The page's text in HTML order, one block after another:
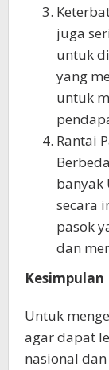
juga
untuk
yang
untuk
Rantai
banyak
secara
pasok
dan
Kesimpulan
Untuk
agar dapat
nasional